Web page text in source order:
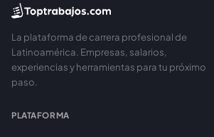
La plataforma de carrera profesional de
Latinoamérica. Empresas, salarios,
experiencias y herramientas para tu próximo
paso.
PLATAFORMA